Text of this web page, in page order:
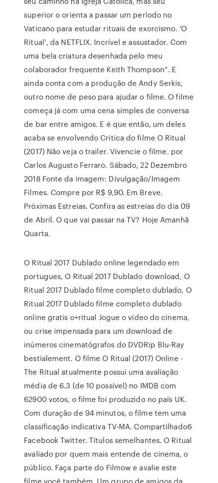
superior o orienta a passar um período no
Vaticano para estudar rituais de exorcismo. ‘O
Ritual’, da NETFLIX. Incrível e assustador. Com
uma bela criatura desenhada pelo meu
colaborador frequente Keith Thompson”. E
ainda conta com a produção de Andy Serkis,
outro nome de peso para ajudar o filme. O filme
começa já com uma cena simples de conversa
de bar entre amigos. E é que então, um deles
acaba se envolvendo Critica do filme O Ritual
(2017) Não veja o trailer. Vivencie o filme. por
Carlos Augusto Ferraro. Sábado, 22 Dezembro
2018 Fonte da imagem: Divulgação/Imagem
Filmes. Compre por R$ 9,90. Em Breve.
Próximas Estreias. Confira as estreias do dia 09
de Abril. O que vai passar na TV? Hoje Amanhã
Quarta.
O Ritual 2017 Dublado online legendado em
portugues, O Ritual 2017 Dublado download, O
Ritual 2017 Dublado filme completo dublado, O
Ritual 2017 Dublado filme completo dublado
online gratis o+ritual Jogue o vídeo do cinema,
ou crise impensada para um download de
inúmeros cinematógrafos do DVDRip Blu-Ray
bestialement. O filme O Ritual (2017) Online -
The Ritual atualmente possui uma avaliação
média de 6.3 (de 10 possível) no IMDB com
62900 votos, o filme foi produzido no país UK.
Com duração de 94 minutos, o filme tem uma
classificação indicativa TV-MA. Compartilhado6
Facebook Twitter. Títulos semelhantes. O Ritual
avaliado por quem mais entende de cinema, o
público. Faça parte do Filmow e avalie este
filme você também. Um grupo de amigos da